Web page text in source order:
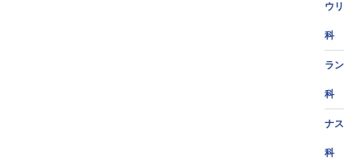
ウリ
科
ラン
科
ナス
科